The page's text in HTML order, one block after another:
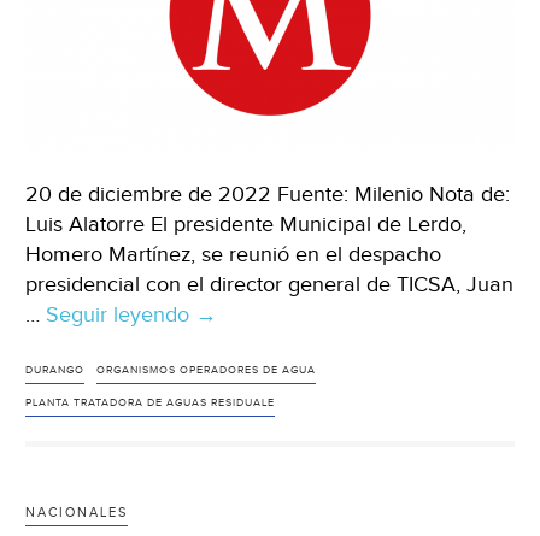
20 de diciembre de 2022 Fuente: Milenio Nota de:
Luis Alatorre El presidente Municipal de Lerdo,
Homero Martínez, se reunió en el despacho
presidencial con el director general de TICSA, Juan
… Seguir leyendo Durango-
a
“marcar”
→
DURANGO ORGANISMOS OPERADORES DE AGUA
PLANTA TRATADORA DE AGUAS RESIDUALE
NACIONALES